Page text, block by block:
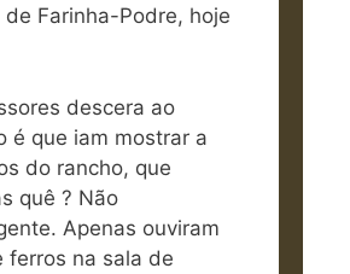
Farinha-Podre, hoje
descera ao
é que iam mostrar a
do rancho, que
quê ? Não
Apenas ouviram
ferros na sala de